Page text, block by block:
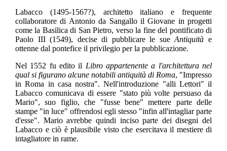
Labacco (1495-1567?), architetto italiano e frequente
collaboratore di Antonio da Sangallo il Giovane in progetti
come la Basilica di San Pietro, verso la fine del pontificato di
Paolo III (1549), decise di pubblicare le sueAntiquità e
ottenne dal pontefice il privilegio per la pubblicazione.
Nel 1552 fu edito il Libro appartenente a l'architettura nel
qual si figurano alcune notabili antiquità di Roma, "Impresso
in Roma in casa nostra". Nell'introduzione "alli Lettori" il
Labacco comunicava di essere "stato più volte persuaso da
Mario", suo figlio, che "fusse bene" mettere parte delle
stampe "in luce" offrendosi egli stesso "infin all'intagliar parte
d'esse". Mario avrebbe quindi inciso parte dei disegni del
Labacco e ciò è plausibile visto che esercitava il mestiere di
intagliatore in rame.